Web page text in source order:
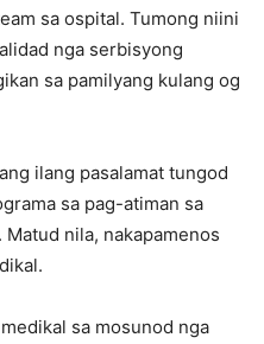
sa ospital. Tumong niini
nga serbisyong
sa pamilyang kulang og
ilang pasalamat tungod
sa pag-atiman sa
nila, nakapamenos
sa mosunod nga